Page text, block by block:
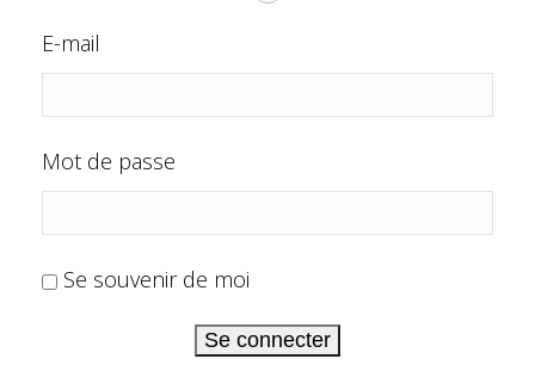
E-mail
Mot de passe
Se souvenir de moi
Se connecter